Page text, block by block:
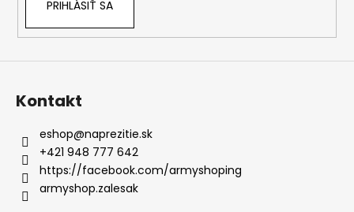
PRIHLÁSIŤ SA
Kontakt
eshop@naprezitie.sk
+421 948 777 642
https://facebook.com/armyshoping
armyshop.zalesak